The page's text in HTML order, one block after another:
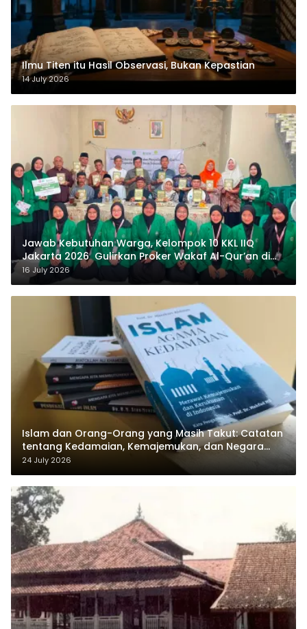
Ilmu Titen itu Hasil Observasi, Bukan Kepastian
14 July 2026
Jawab Kebutuhan Warga, Kelompok 10 KKL IIQ
Jakarta 2026 Gulirkan Proker Wakaf Al-Qur’an di
Sukamanah
16 July 2026
Islam dan Orang-Orang yang Masih Takut: Catatan
tentang Kedamaian, Kemajemukan, dan Negara
dalam Pemikiran Masykuri Abdillah
24 July 2026